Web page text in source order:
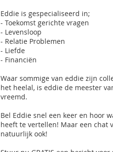
Eddie is gespecialiseerd in;
- Toekomst gerichte vragen
- Levensloop
- Relatie Problemen
- Liefde
- Financiën
Waar sommige van eddie zijn
het heelal, is eddie de meester
vreemd.
Bel Eddie snel een keer en hoor
heeft te vertellen! Maar een chat
natuurlijk ook!